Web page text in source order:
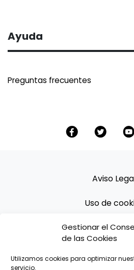
Gestionar el
de las Cookies
Utilizamos cookies para optimizar
servicio.
Ayuda
Preguntas frecuentes
Aviso
Uso de
Política de